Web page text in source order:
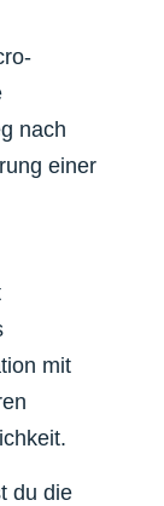
nach
einer
mit
du die